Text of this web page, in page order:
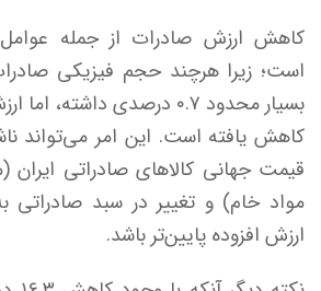
کاهش ارزش صادرات از جمله
است؛ زیرا هرچند حجم فیزیکی
کاهش یافته است. این امر می‌تواند
قیمت جهانی کالاهای صادراتی ایران
مواد خام) و تغییر در سبد صادراتی
ارزش افزوده پایین‌تر باشد.